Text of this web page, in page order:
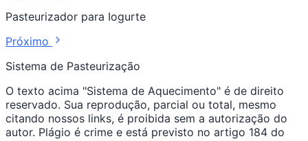
Pasteurizador para Iogurte
Próximo
Sistema de Pasteurização
O texto acima "Sistema de Aquecimento" é de direito
reservado. Sua reprodução, parcial ou total, mesmo
citando nossos links, é proibida sem a autorização do
autor. Plágio é crime e está previsto no artigo 184 do